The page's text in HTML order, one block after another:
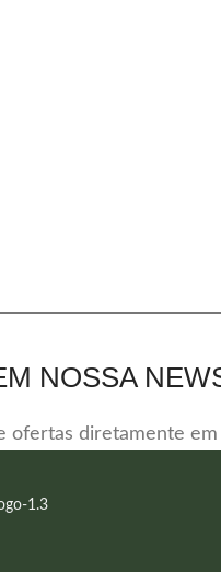
NOSSA
ofertas diretamente